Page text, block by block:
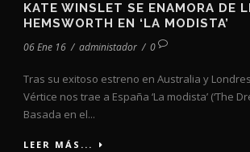
KATE WINSLET SE ENAMORA DE
HEMSWORTH EN ‘LA MODISTA’
06 Ene 16 / administador / 0
Tras su exitoso estreno en Australia y
Vértice nos trae a España ‘La modista’ (‘The
Basada en el...
LEER MÁS...